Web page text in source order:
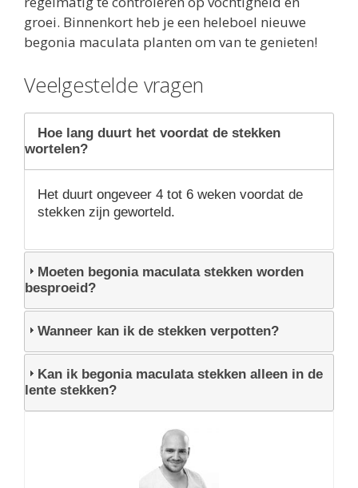
groei. Binnenkort heb je een heleboel nieuwe
begonia maculata planten om van te genieten!
Veelgestelde vragen
Hoe lang duurt het voordat de stekken
wortelen?
Het duurt ongeveer 4 tot 6 weken voordat de
stekken zijn geworteld.
Moeten begonia maculata stekken worden
besproeid?
Wanneer kan ik de stekken verpotten?
Kan ik begonia maculata stekken alleen in de
lente stekken?